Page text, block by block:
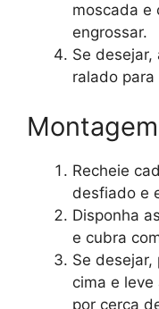
moscada e
engrossar.
Se desejar,
ralado
Recheie
desfiado e
Disponha
e cubra
Se desejar,
cima e leve
por cerca